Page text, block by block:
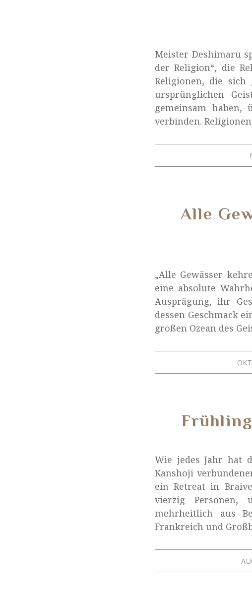
Meister Deshimaru
der Religion“, die
Religionen, die sich
ursprünglichen
gemeinsam haben,
verbinden.
Alle
„Alle Gewässer
eine absolute
Ausprägung, ihr
dessen Geschmack
großen Ozean des
Wie jedes Jahr hat
Kanshoji
ein Retreat in
vierzig Personen,
mehrheitlich aus
Frankreich und